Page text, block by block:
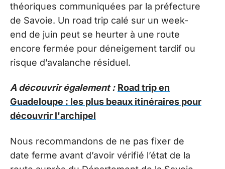
théoriques communiquées par la préfecture
de Savoie. Un road trip calé sur un week-
end de juin peut se heurter à une route
encore fermée pour déneigement tardif ou
risque d’avalanche résiduel.
A découvrir également : Road trip en
Guadeloupe : les plus beaux itinéraires pour
découvrir l'archipel
Nous recommandons de ne pas fixer de
date ferme avant d’avoir vérifié l’état de la